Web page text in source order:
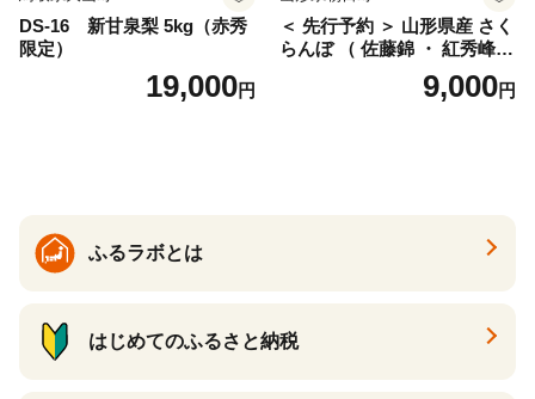
DS-16 新甘泉梨 5kg（赤秀
限定）
19,000円
＜ 先行予約 ＞ 山形県産 さく
らんぼ （ 佐藤錦 ・ 紅秀峰
） ご家庭用 M以上 700g 【20
26年6月下旬から7月上旬発
9,000円
ふるラボとは
はじめてのふるさと納税